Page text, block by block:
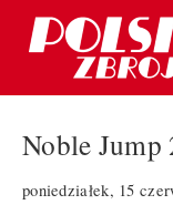
Noble Jump
poniedziałek, 15